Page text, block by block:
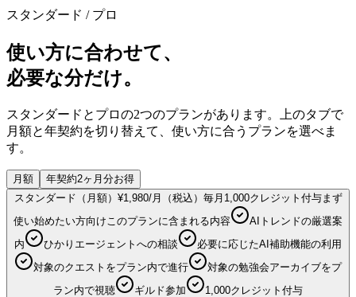
スタンダード / プロ
使い方に合わせて、
必要な分だけ。
スタンダードとプロの2つのプランがあります。上のタブで
月額と年契約を切り替えて、使い方に合うプランを選べま
す。
月額 年契約2ヶ月分お得
スタンダード（月額） ¥1,980/月（税込） 毎月1,000クレジット付与まず
使い始めたい方向け このプランに含まれる内容
AIトレンドの厳選案
内
ひかりエージェントへの相談
必要に応じたAI補助機能の利用
対象のクエストをプラン内で進行
対象の勉強会アーカイブをプ
ラン内で視聴
ギルド参加 1,000クレジット付与